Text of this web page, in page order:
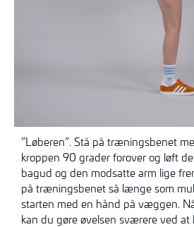
”Løberen”. Stå på træningsbenet
kroppen 90 grader forover og løft
bagud og den modsatte arm lige
på træningsbenet så længe som
starten med en hånd på væggen.
kan du gøre øvelsen sværere ved at